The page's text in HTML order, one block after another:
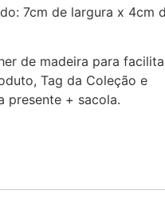
7cm de largura x 4cm
de madeira para
Tag da Coleção e
presente + sacola.